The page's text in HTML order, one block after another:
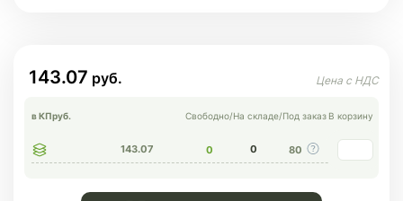
143.07
в КПруб. Свободно/На складе/Под заказ В корзину
143.07 0 0 80